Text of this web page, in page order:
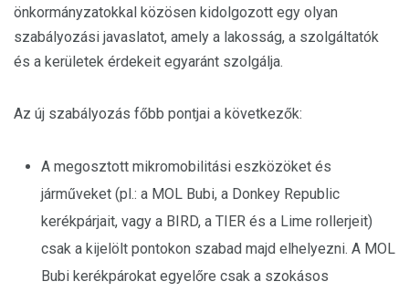
önkormányzatokkal közösen kidolgozott egy olyan
szabályozási javaslatot, amely a lakosság, a szolgáltatók
és a kerületek érdekeit egyaránt szolgálja.
Az új szabályozás főbb pontjai a következők:
A megosztott mikromobilitási eszközöket és
járműveket (pl.: a MOL Bubi, a Donkey Republic
kerékpárjait, vagy a BIRD, a TIER és a Lime rollerjeit)
csak a kijelölt pontokon szabad majd elhelyezni. A MOL
Bubi kerékpárokat egyelőre csak a szokásos